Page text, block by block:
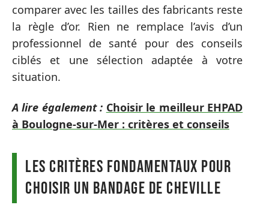
comparer avec les tailles des fabricants reste
la règle d’or. Rien ne remplace l’avis d’un
professionnel de santé pour des conseils
ciblés et une sélection adaptée à votre
situation.
A lire également : Choisir le meilleur EHPAD
à Boulogne-sur-Mer : critères et conseils
Les critères fondamentaux pour
choisir un bandage de cheville